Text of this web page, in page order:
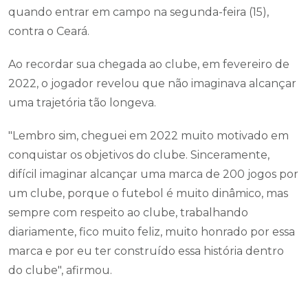
quando entrar em campo na segunda-feira (15),
contra o Ceará.
Ao recordar sua chegada ao clube, em fevereiro de
2022, o jogador revelou que não imaginava alcançar
uma trajetória tão longeva.
"Lembro sim, cheguei em 2022 muito motivado em
conquistar os objetivos do clube. Sinceramente,
difícil imaginar alcançar uma marca de 200 jogos por
um clube, porque o futebol é muito dinâmico, mas
sempre com respeito ao clube, trabalhando
diariamente, fico muito feliz, muito honrado por essa
marca e por eu ter construído essa história dentro
do clube", afirmou.